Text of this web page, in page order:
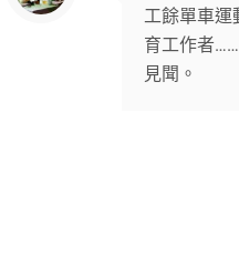
工餘單車運
育工作者
見聞。